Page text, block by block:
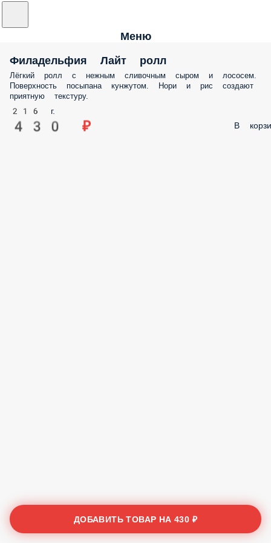
Меню
Филадельфия Лайт ролл
Лёгкий ролл с нежным сливочным сыром и лососем.
Поверхность посыпана кунжутом. Нори и рис создают
приятную текстуру.
216 г.
430 ₽ В
ДОБАВИТЬ ТОВАР НА430 ₽